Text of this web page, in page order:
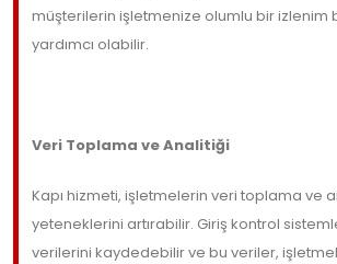
müşterilerin işletmenize olumlu bir izlenim
yardımcı olabilir.
Veri Toplama ve Analitiği
Kapı hizmeti, işletmelerin veri toplama ve
yeteneklerini artırabilir. Giriş kontrol
verilerini kaydedebilir ve bu veriler,